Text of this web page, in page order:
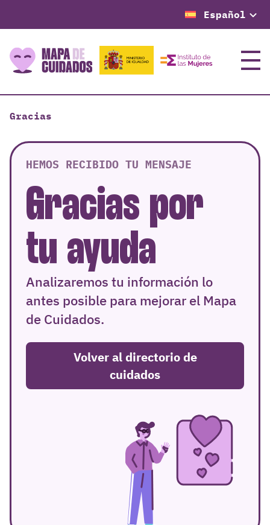
Español
Menú
Gracias
HEMOS RECIBIDO TU MENSAJE
Gracias por
tu ayuda
Analizaremos tu información lo
antes posible para mejorar el Mapa
de Cuidados.
Volver al directorio de
cuidados